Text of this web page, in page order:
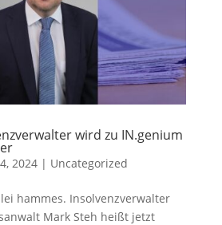
wird zu IN.genium
2024| Uncategorized
hammes. Insolvenzverwalter
Mark Steh heißt jetzt